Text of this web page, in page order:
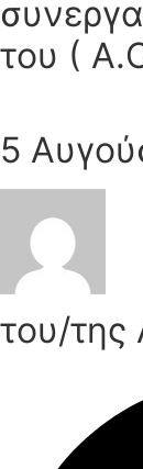
του (
5
του/της